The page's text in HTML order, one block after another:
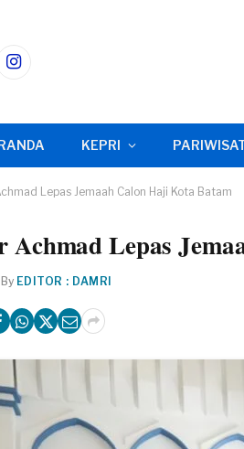
Instagram
KEPRI
Lepas Jemaah Calon Haji Kota Batam
Achmad Lepas
By EDITOR : DAMRI